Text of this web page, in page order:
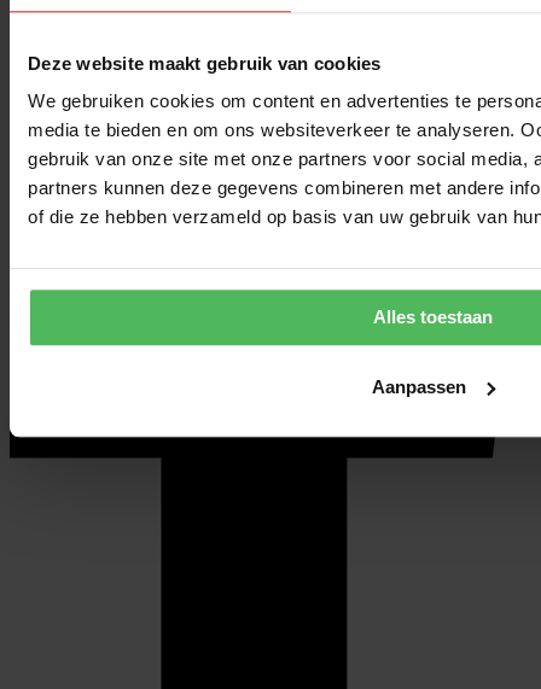
Deze website maakt gebruik van cookies
We gebruiken cookies om content en advertenties te
media te bieden en om ons websiteverkeer te analyseren.
gebruik van onze site met onze partners voor social media,
partners kunnen deze gegevens combineren met andere
of die ze hebben verzameld op basis van uw gebruik van
Alles toestaan
Aanpassen